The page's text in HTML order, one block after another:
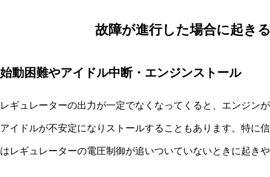
故障が進行した場合に起き
始動困難やアイドル中断・エンジンストール
レギュレーターの出力が一定でなくなってくると、エンジン
アイドルが不安定になりストールすることもあります。特に
はレギュレーターの電圧制御が追いついていないときに起き